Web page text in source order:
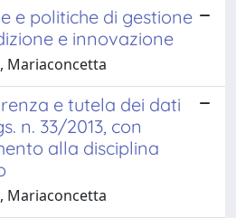
e politiche di gestione
e innovazione
Mariaconcetta
e tutela dei dati
n. 33/2013, con
alla disciplina
Mariaconcetta